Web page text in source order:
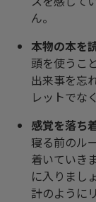
ん。
本物の本を
頭を使うこ
出来事を忘
レットでな
感覚を落ち
寝る前のル
着いていき
に入りまし
計のように